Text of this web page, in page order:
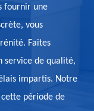
fournir une
vous
Faites
service de qualité,
impartis. Notre
période de